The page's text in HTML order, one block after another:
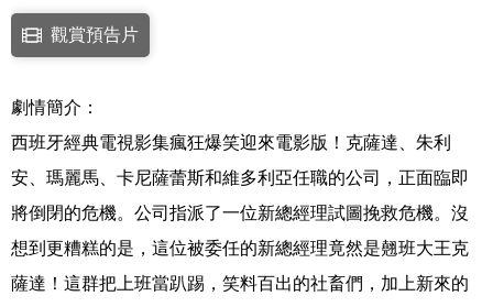
點擊下列連結開啟視窗後，可使用鍵盤Tab鍵移至影片中央播放鍵，再
連結至Youtube網站觀看此影片(開新視窗)
觀賞預告片
劇情簡介：
西班牙經典電視影集瘋狂爆笑迎來電影版！克薩達、朱利
安、瑪麗馬、卡尼薩蕾斯和維多利亞任職的公司，正面臨即
將倒閉的危機。公司指派了一位新總經理試圖挽救危機。沒
想到更糟糕的是，這位被委任的新總經理竟然是翹班大王克
薩達！這群把上班當趴踢，笑料百出的社畜們，加上新來的